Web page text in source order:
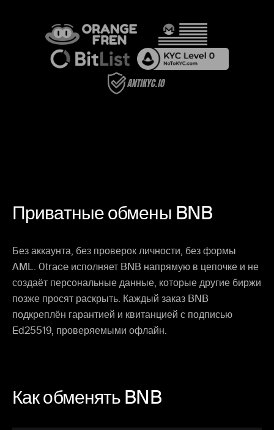
Приватные обмены BNB
Без аккаунта, без проверок личности, без формы
AML. 0trace исполняет BNB напрямую в цепочке и не
создаёт персональные данные, которые другие биржи
позже просят раскрыть. Каждый заказ BNB
подкреплён гарантией и квитанцией с подписью
Ed25519, проверяемыми офлайн.
Как обменять BNB